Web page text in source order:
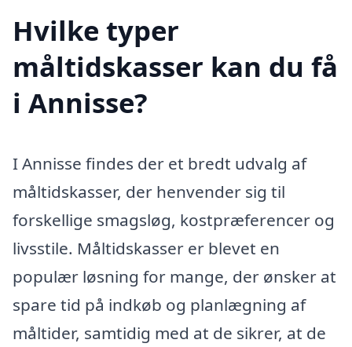
Hvilke typer
måltidskasser kan du få
i Annisse?
I Annisse findes der et bredt udvalg af
måltidskasser, der henvender sig til
forskellige smagsløg, kostpræferencer og
livsstile. Måltidskasser er blevet en
populær løsning for mange, der ønsker at
spare tid på indkøb og planlægning af
måltider, samtidig med at de sikrer, at de